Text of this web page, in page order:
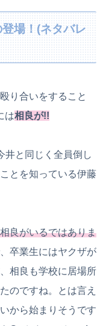
場！(ネタバレ
り合いをすること
は相良が!!
井と同じく全員倒し
とを知っている伊藤
良がいるではありま
卒業生にはヤクザが
相良も学校に居場所
のですね。とは言え
から始まりそうです